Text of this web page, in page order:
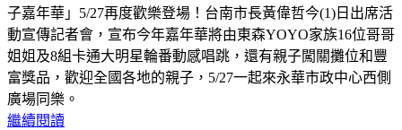
子嘉年華」5/27再度歡樂登場！台南市長黃偉哲今(1)日出席活
動宣傳記者會，宣布今年嘉年華將由東森YOYO家族16位哥哥
姐姐及8組卡通大明星輪番動感唱跳，還有親子闖關攤位和豐
富獎品，歡迎全國各地的親子，5/27一起來永華市政中心西側
廣場同樂。
繼續閱讀